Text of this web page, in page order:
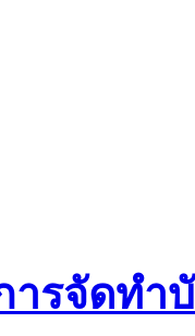
ารจัดทำ